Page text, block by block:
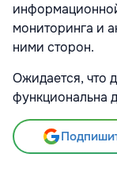
мониторинга и
ними сторон.
Ожидается, что
функциональна